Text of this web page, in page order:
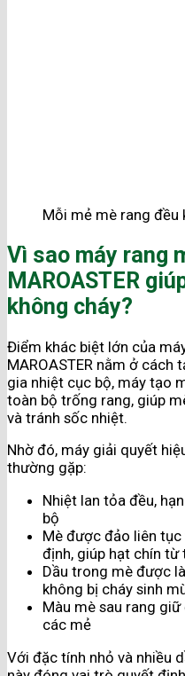
Mỗi mẻ mè rang đều
Vì sao máy rang
MAROASTER
không cháy?
Điểm khác biệt lớn của
MAROASTER nằm ở cách
gia nhiệt cục bộ, máy tạo
toàn bộ trống rang, giúp
và tránh sốc nhiệt.
Nhờ đó, máy giải quyết
thường gặp:
Nhiệt lan tỏa đều,
bộ
Mè được đảo liên
định, giúp hạt chín từ
Dầu trong mè được
không bị cháy sinh
Màu mè sau rang
các mẻ
Với đặc tính nhỏ và nhiều